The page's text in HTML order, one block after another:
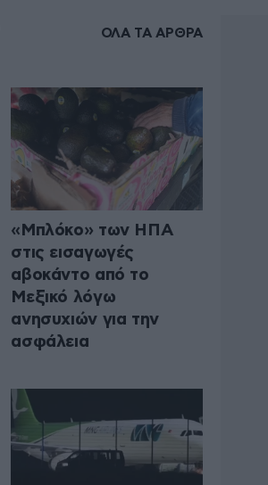
ΟΛΑ ΤΑ ΑΡΘΡΑ
«Μπλόκο» των ΗΠΑ
στις εισαγωγές
αβοκάντο από το
Μεξικό λόγω
ανησυχιών για την
ασφάλεια